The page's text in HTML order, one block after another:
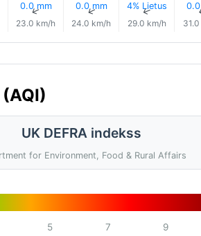
0.0 mm
↑
23.0 km/h
0.0 mm
↑
24.0 km/h
4% Lietus
↑
29.0 km/h
UK DEFRA indekss
for Environment, Food & Rural Affairs
5 7 9